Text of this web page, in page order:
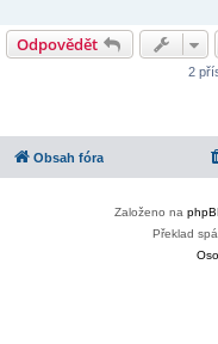
Odpovědět
2
Obsah fóra
Založeno na
Překlad